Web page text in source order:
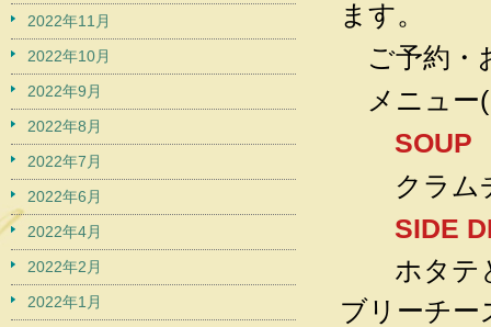
ます。
ご予約・
メニュ
SOUP
クラム
SIDE
ホタテと
ブリーチ
2022年11月
2022年10月
2022年9月
2022年8月
2022年7月
2022年6月
2022年4月
2022年2月
2022年1月